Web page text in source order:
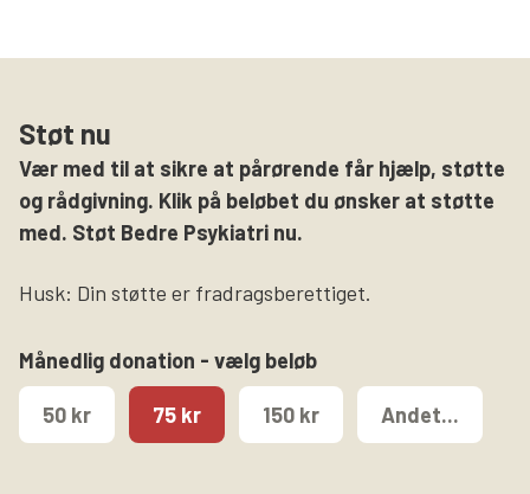
Støt nu
Vær med til at sikre at pårørende får hjælp, støtte
og rådgivning. Klik på beløbet du ønsker at støtte
med. Støt Bedre Psykiatri nu.
Husk: Din støtte er fradragsberettiget.
Månedlig donation - vælg beløb
50 kr 75 kr 150 kr Andet...